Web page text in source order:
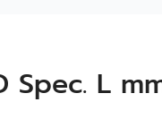
Spec. L